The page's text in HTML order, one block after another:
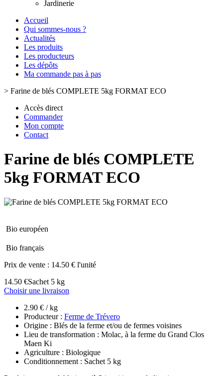
Jardinerie
Accueil
Qui sommes-nous ?
Actualités
Les produits
Les producteurs
Les dépôts
Ma commande pas à pas
> Farine de blés COMPLETE 5kg FORMAT ECO
Accès direct
Commander
Mon compte
Contact
Farine de blés COMPLETE
5kg FORMAT ECO
Bio européen
Bio français
Prix de vente : 14.50 € l'unité
14.50 €Sachet 5 kg
Choisir une livraison
2.90 € / kg
Producteur : Ferme de Trévero
Origine : Blés de la ferme et/ou de fermes voisines
Lieu de transformation : Molac, à la ferme du Grand Clos
Maen Ki
Agriculture : Biologique
Conditionnement : Sachet 5 kg